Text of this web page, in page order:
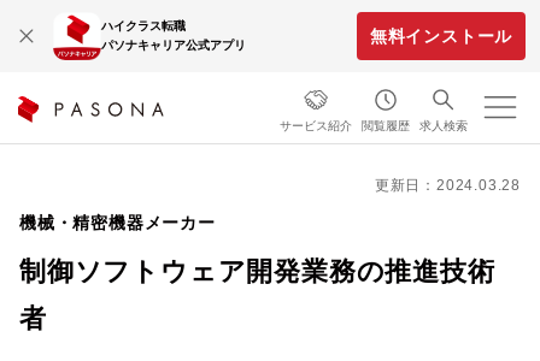
ハイクラス転職
パソナキャリア公式アプリ
無料インストール
サービス紹介 閲覧履歴 求人検索
更新日：2024.03.28
機械・精密機器メーカー
制御ソフトウェア開発業務の推進技術
者